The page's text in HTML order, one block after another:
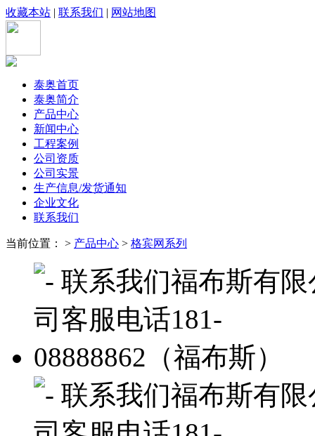
收藏本站 | 联系我们 | 网站地图
泰奥首页
泰奥简介
产品中心
新闻中心
工程案例
公司资质
公司实景
生产信息/发货通知
企业文化
联系我们
当前位置： > 产品中心 > 格宾网系列